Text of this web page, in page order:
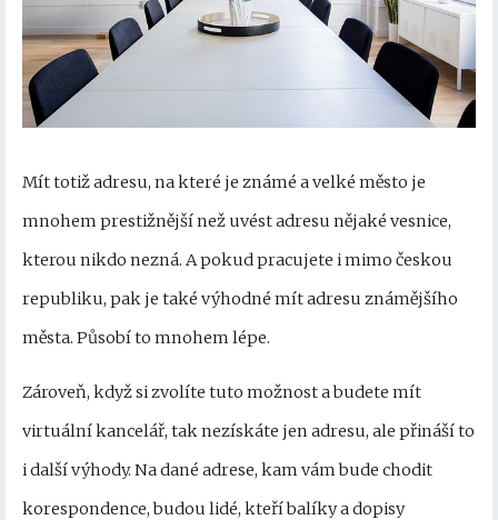
Mít totiž adresu, na které je známé a velké město je
mnohem prestižnější než uvést adresu nějaké vesnice,
kterou nikdo nezná. A pokud pracujete i mimo českou
republiku, pak je také výhodné mít adresu známějšího
města. Působí to mnohem lépe.
Zároveň, když si zvolíte tuto možnost a budete mít
virtuální kancelář, tak nezískáte jen adresu, ale přináší to
i další výhody. Na dané adrese, kam vám bude chodit
korespondence, budou lidé, kteří balíky a dopisy